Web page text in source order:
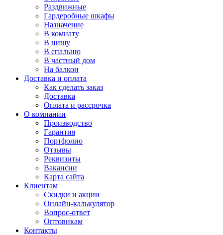
Раздвижные
Гардеробные шкафы
Назначение
В комнату
В нишу
В спальню
В частный дом
На балкон
Доставка и оплата
Как сделать заказ
Доставка
Оплата и рассрочка
О компании
Производство
Гарантия
Портфолио
Отзывы
Реквизиты
Вакансии
Карта сайта
Клиентам
Скидки и акции
Онлайн-калькулятор
Вопрос-ответ
Оптовикам
Контакты